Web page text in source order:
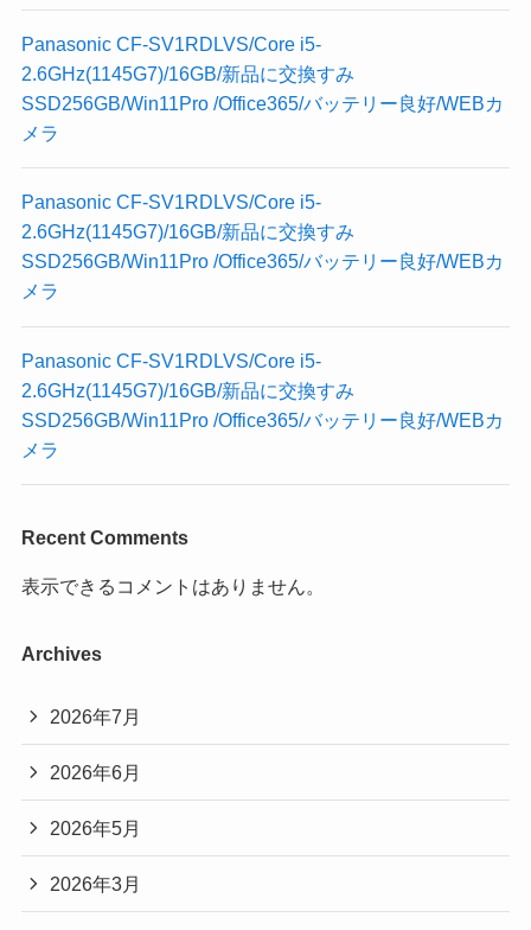
Panasonic CF-SV1RDLVS/Core i5-
2.6GHz(1145G7)/16GB/新品に交換すみ
SSD256GB/Win11Pro /Office365/バッテリー良好/WEBカ
メラ
Panasonic CF-SV1RDLVS/Core i5-
2.6GHz(1145G7)/16GB/新品に交換すみ
SSD256GB/Win11Pro /Office365/バッテリー良好/WEBカ
メラ
Panasonic CF-SV1RDLVS/Core i5-
2.6GHz(1145G7)/16GB/新品に交換すみ
SSD256GB/Win11Pro /Office365/バッテリー良好/WEBカ
メラ
Recent Comments
表示できるコメントはありません。
Archives
2026年7月
2026年6月
2026年5月
2026年3月